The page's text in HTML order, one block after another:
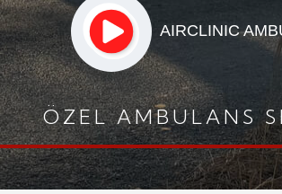
AIRCLINIC
ÖZEL AMBULANS